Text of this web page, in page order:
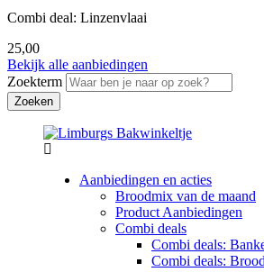
Combi deal: Linzenvlaai
25,00
Bekijk alle aanbiedingen
Zoekterm
Aanbiedingen en acties
Broodmix van de maand
Product Aanbiedingen
Combi deals
Combi deals:
Combi deals: Brood